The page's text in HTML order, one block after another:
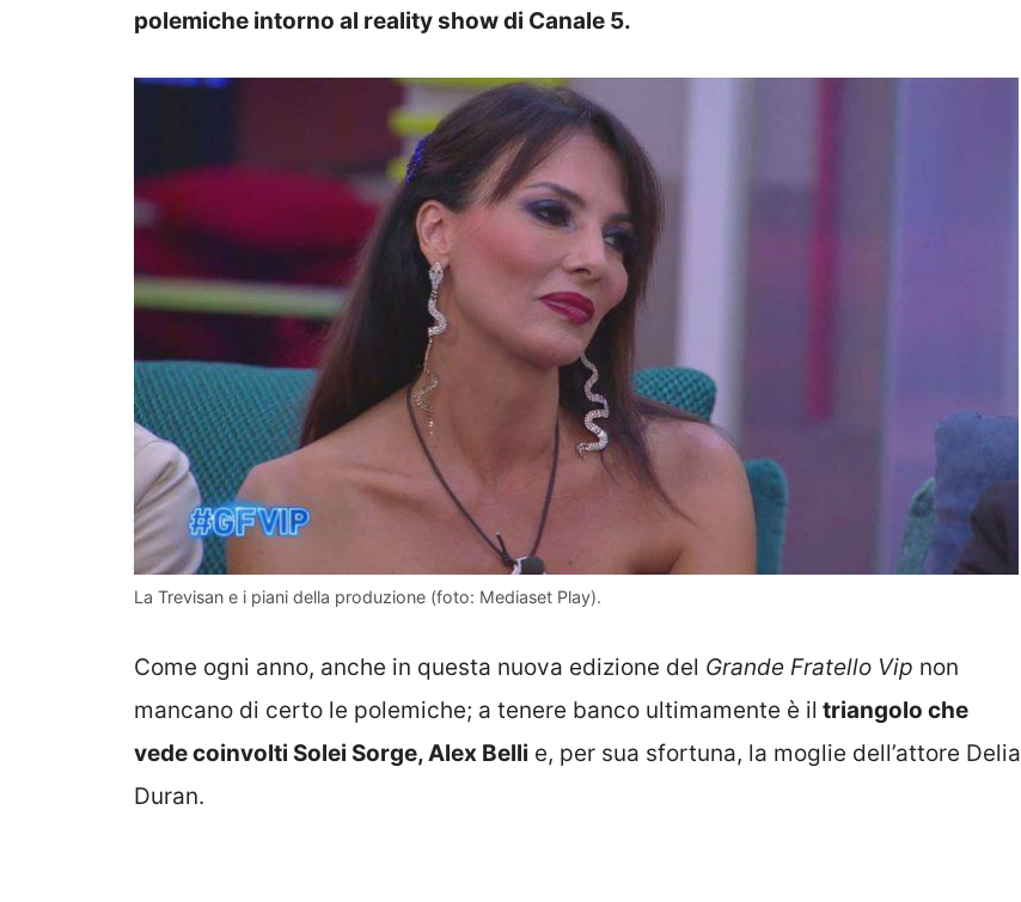
polemiche intorno al reality show di Canale 5.
La Trevisan e i piani della produzione (foto: Mediaset Play).
Come ogni anno, anche in questa nuova edizione del Grande Fratello Vip non
mancano di certo le polemiche; a tenere banco ultimamente è il triangolo che
vede coinvolti Solei Sorge, Alex Belli e, per sua sfortuna, la moglie dell’attore Delia
Duran.